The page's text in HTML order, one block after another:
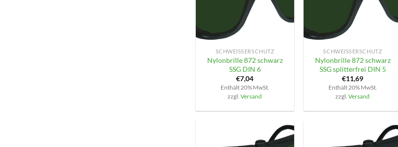
+
SCHWEISSERSCHUTZ
Nylonbrille 872 schwarz
SSG DIN 6
€7,04
Enthält 20% MwSt.
zzgl.Versand
+
SCHWEISSERSCHUTZ
Nylonbrille 872 schwarz
SSG splitterfrei DIN 5
€11,69
Enthält 20% MwSt.
zzgl.Versand